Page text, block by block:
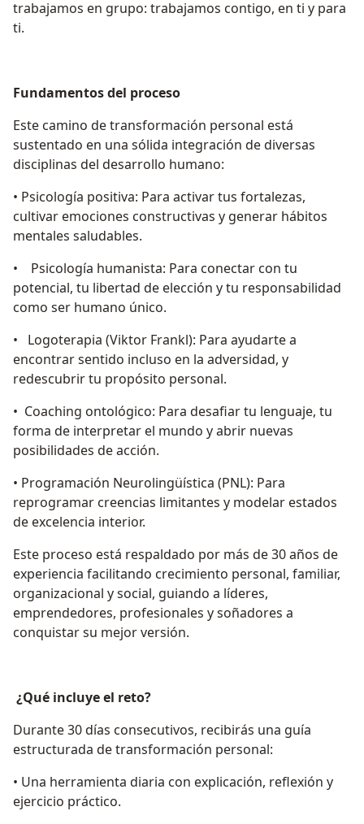
trabajamos en grupo: trabajamos contigo, en ti y para
ti.
Fundamentos del proceso
Este camino de transformación personal está
sustentado en una sólida integración de diversas
disciplinas del desarrollo humano:
• Psicología positiva: Para activar tus fortalezas,
cultivar emociones constructivas y generar hábitos
mentales saludables.
• Psicología humanista: Para conectar con tu
potencial, tu libertad de elección y tu responsabilidad
como ser humano único.
• Logoterapia (Viktor Frankl): Para ayudarte a
encontrar sentido incluso en la adversidad, y
redescubrir tu propósito personal.
• Coaching ontológico: Para desafiar tu lenguaje, tu
forma de interpretar el mundo y abrir nuevas
posibilidades de acción.
• Programación Neurolingüística (PNL): Para
reprogramar creencias limitantes y modelar estados
de excelencia interior.
Este proceso está respaldado por más de 30 años de
experiencia facilitando crecimiento personal, familiar,
organizacional y social, guiando a líderes,
emprendedores, profesionales y soñadores a
conquistar su mejor versión.
¿Qué incluye el reto?
Durante 30 días consecutivos, recibirás una guía
estructurada de transformación personal:
• Una herramienta diaria con explicación, reflexión y
ejercicio práctico.